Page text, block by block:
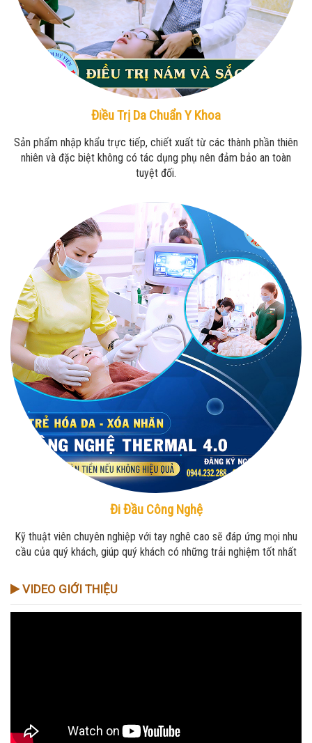
Điều Trị Da Chuẩn Y Khoa
Sản phẩm nhập khẩu trực tiếp, chiết xuất từ các thành phần thiên
nhiên và đặc biệt không có tác dụng phụ nên đảm bảo an toàn
tuyệt đối.
Đi Đầu Công Nghệ
Kỹ thuật viên chuyên nghiệp với tay nghê cao sẽ đáp ứng mọi nhu
cầu của quý khách, giúp quý khách có những trải nghiệm tốt nhất
VIDEO GIỚI THIỆU